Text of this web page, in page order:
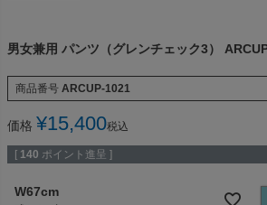
男女兼用 パンツ（グレンチェック3）
商品番号 ARCUP-1021
価格 ¥15,400税込
[ 140 ポイント進呈 ]
W67cm